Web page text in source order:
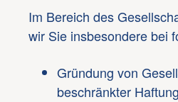
Im Bereich des
wir Sie insbesondere bei
Gründung von
beschränkter